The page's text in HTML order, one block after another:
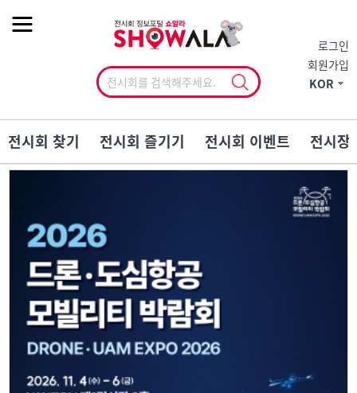
로그인
회원가입
KOR
전시회 찾기 전시회 즐기기 전시회 이벤트 전시장